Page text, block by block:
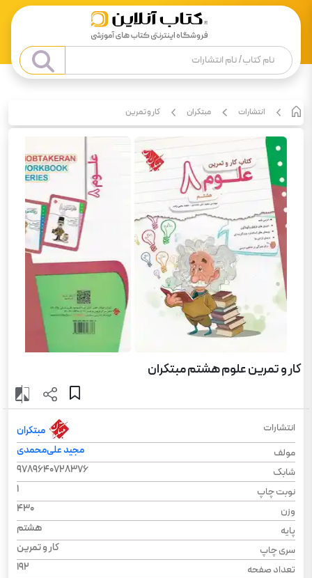
انتشارات مبتکران کار و تمرین
کار و تمرین علوم هشتم مبتکران
انتشارات
مبتکران
مولف
مجید علی‌محمدی
شابک
9789640728376
نوبت چاپ
1
وزن
430
پایه
هشتم
سری چاپ
کار و تمرین
تعداد صفحه
192